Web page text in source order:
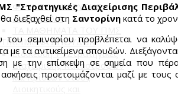
Φ.Ε.Κ. ΕΠΑΝΙΔΡΥΣΗΣ
ΔΙΔΑΣΚΑΛΙΑ
ΣΠΟΥΔΩΝ
Ειδίκευση 1 : Στρατηγικές
Διαχείρισης Καταστροφών
και Κρίσεων στους
"Στρατηγικές Διαχείρισης
διεξαχθεί στη Σαντορίνη κατά το
του σεμιναρίου προβλέπεται να
με τα αντικείμενα σπουδών.
με την επίσκεψη σε σημεία που
προετοιμάζονται μαζί με